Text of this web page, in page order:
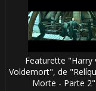
Featurette "Harry
Voldemort", de
Morte - Parte 2"